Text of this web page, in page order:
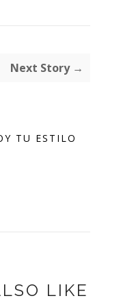
Next Story →
TU ESTILO
LIKE